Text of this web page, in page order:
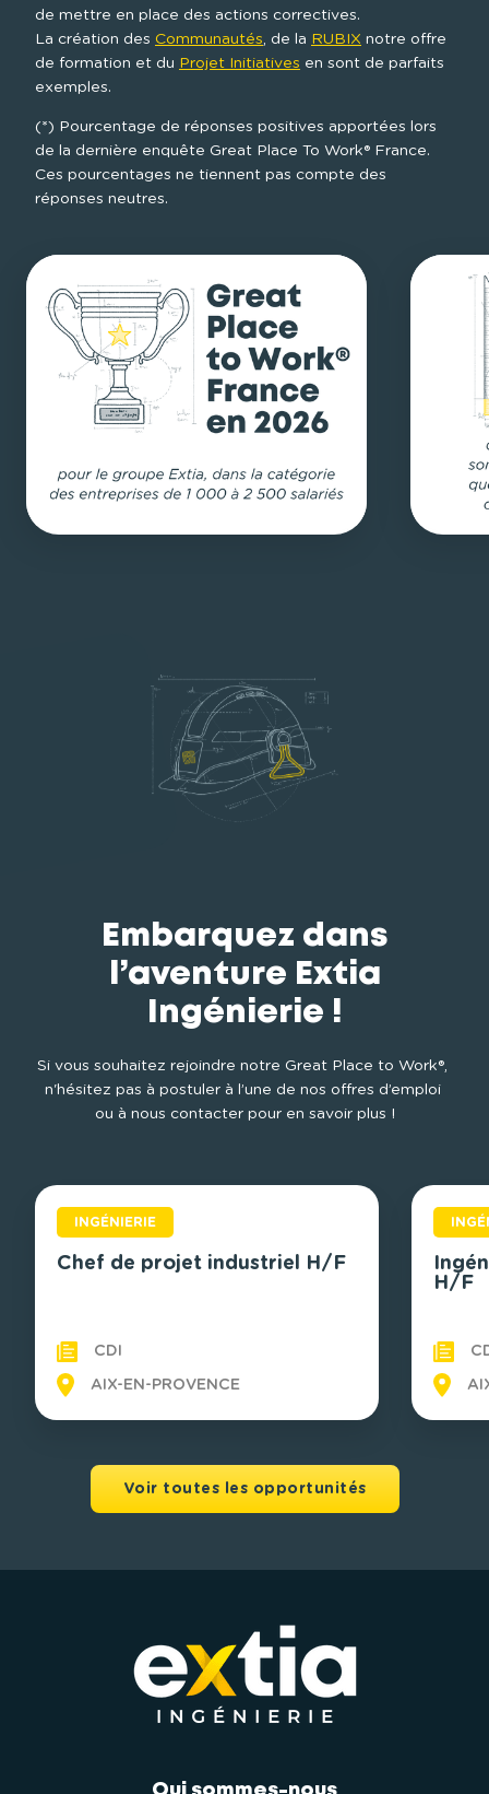
de mettre en place des actions correctives.
La création des Communautés, de la RUBIX notre offre
de formation et du Projet Initiatives en sont de parfaits
exemples.
(*) Pourcentage de réponses positives apportées lors
de la dernière enquête Great Place To Work® France.
Ces pourcentages ne tiennent pas compte des
réponses neutres.
Embarquez dans
l’aventure Extia
Ingénierie !
Si vous souhaitez rejoindre notre Great Place to Work®,
n'hésitez pas à postuler à l’une de nos offres d’emploi
ou à nous contacter pour en savoir plus !
INGÉNIERIE
Chef de projet industriel H/F
CDI
AIX-EN-PROVENCE
H/F
Voir toutes les opportunités